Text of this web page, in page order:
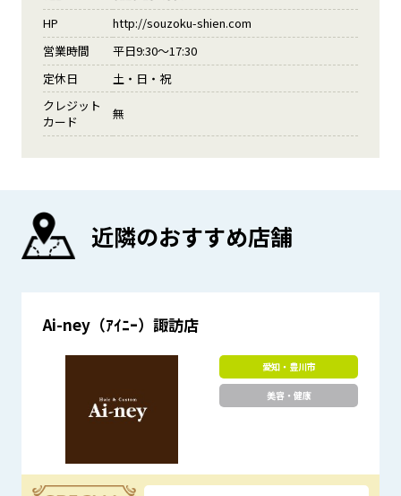
HP
http://souzoku-shien.com
営業時間
平日9:30～17:30
定休日
土・日・祝
クレジット
カード
無
近隣のおすすめ店舗
Ai-ney（ｱｲﾆｰ）諏訪店
愛知・豊川市
美容・健康